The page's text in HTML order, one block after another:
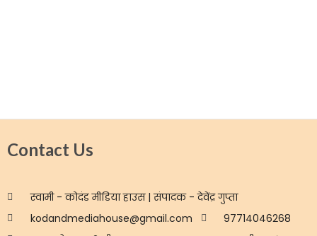
Contact Us
स्वामी - कोदंड मीडिया हाउस | संपादक - देवेंद्र गुप्ता
kodandmediahouse@gmail.com
97714046268